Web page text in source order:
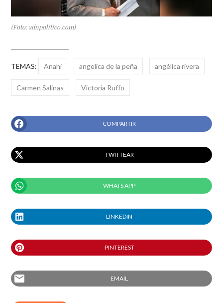
(Foto: adnpolitico.com)
TEMAS: Anahi angelica de la peña angélica rivera
Carmen Salinas Victoria Ruffo
COMPARTIR
TWITTEAR
WHATS APP
LINKEDIN
PINTEREST
email EMAIL